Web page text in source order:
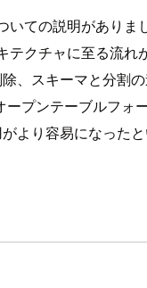
ての説明がありまし
クチャに至る流
スキーマと分割
プンテーブルフ
より容易になったと